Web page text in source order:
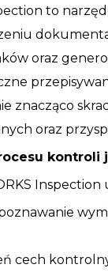
to
oraz
znacząco
oraz
kontroli
Inspection
cech